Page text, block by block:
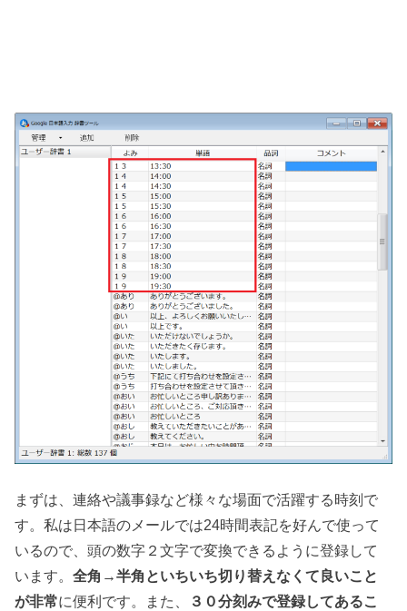
まずは、連絡や議事録など様々な場面で活躍する時刻で
す。私は日本語のメールでは24時間表記を好んで使って
いるので、頭の数字２文字で変換できるように登録して
います。全角→半角といちいち切り替えなくて良いこと
が非常に便利です。また、
３０分刻みで登録してあるこ